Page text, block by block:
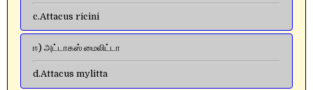
c.Attacus ricini
ஈ) அட்டாகஸ் மைலிட்டா
d.Attacus mylitta